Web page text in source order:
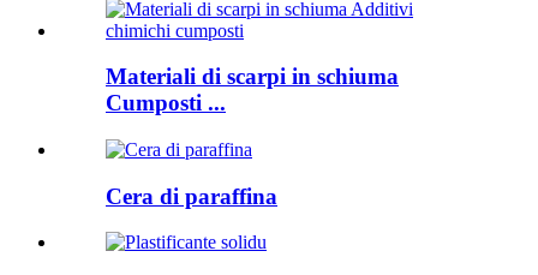
Materiali di scarpi in schiuma
Cumposti ...
Cera di paraffina